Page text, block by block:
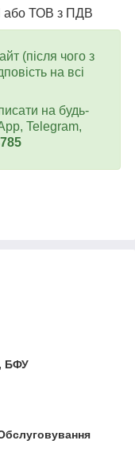
або ТОВ з ПДВ
(після чого з
на всі
на будь-
Telegram,
БФУ